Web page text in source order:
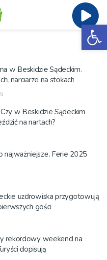
w Beskidzie Sądeckim.
narciarze na stokach
w Beskidzie Sądeckim
na nartach?
najważniejsze. Ferie 2025
uzdrowiska przygotowują
gości
rekordowy weekend na
dopisują